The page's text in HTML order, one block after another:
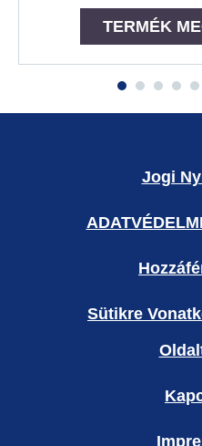
TERMÉK
Jogi
Sütikre